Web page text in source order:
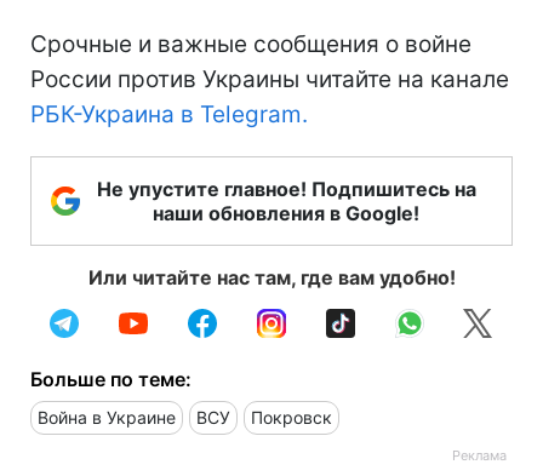
Срочные и важные сообщения о войне
России против Украины читайте на канале
РБК-Украина в Telegram.
Не упустите главное! Подпишитесь на
наши обновления в Google!
Или читайте нас там, где вам удобно!
Больше по теме:
Война в Украине ВСУ Покровск